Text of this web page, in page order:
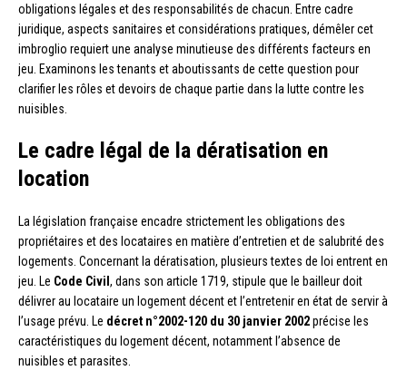
obligations légales et des responsabilités de chacun. Entre cadre
juridique, aspects sanitaires et considérations pratiques, démêler cet
imbroglio requiert une analyse minutieuse des différents facteurs en
jeu. Examinons les tenants et aboutissants de cette question pour
clarifier les rôles et devoirs de chaque partie dans la lutte contre les
nuisibles.
Le cadre légal de la dératisation en
location
La législation française encadre strictement les obligations des
propriétaires et des locataires en matière d’entretien et de salubrité des
logements. Concernant la dératisation, plusieurs textes de loi entrent en
jeu. Le Code Civil , dans son article 1719, stipule que le bailleur doit
délivrer au locataire un logement décent et l’entretenir en état de servir à
l’usage prévu. Le décret n°2002-120 du 30 janvier 2002précise les
caractéristiques du logement décent, notamment l’absence de
nuisibles et parasites.